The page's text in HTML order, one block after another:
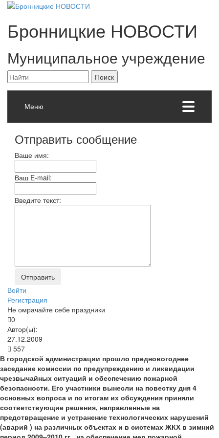
Бронницкие НОВОСТИ
Муниципальное учреждение
Меню
Отправить сообщение
Ваше имя:
Ваш E-mail:
Введите текст:
Войти
Регистрация
Не омрачайте себе праздники
0
Автор(ы):
27.12.2009
557
В городской администрации прошло предновогоднее
заседание комиссии по предупреждению и ликвидации
чрезвычайных ситуаций и обеспечению пожарной
безопасности. Его участники вынесли на повестку дня 4
основных вопроса и по итогам их обсуждения приняли
соответствующие решения, направленные на
предотвращение и устранение технологических нарушений
(аварий ) на различных объектах и в системах ЖКХ в зимний